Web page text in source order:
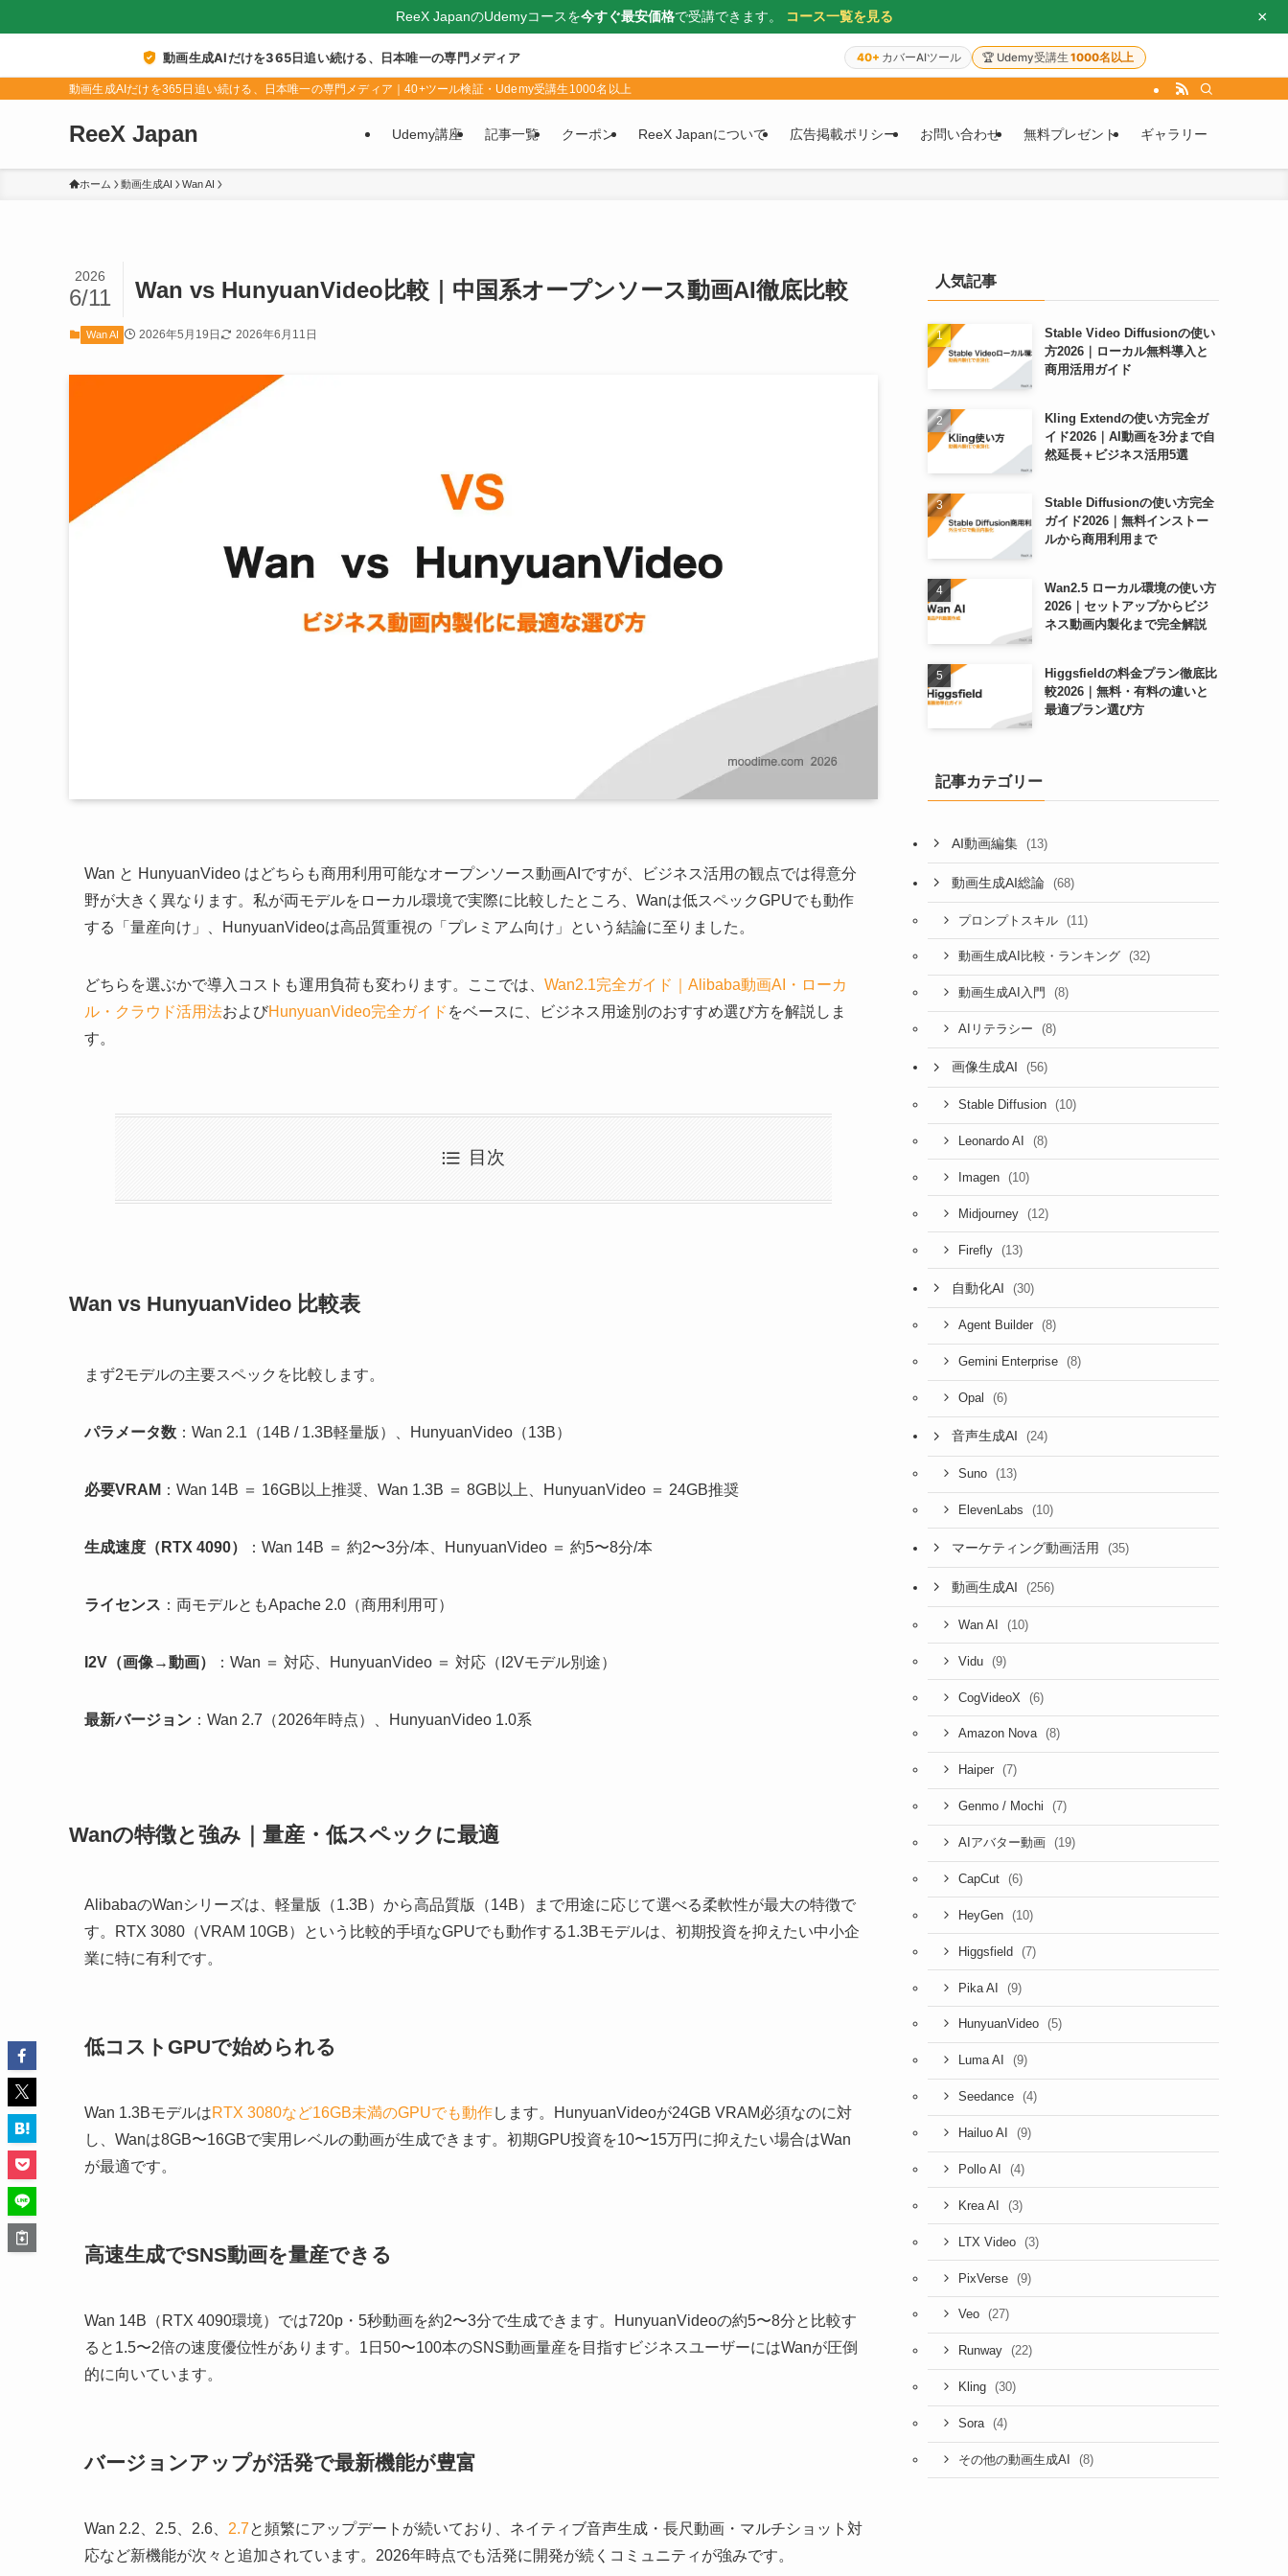
動画生成AIだけを365日追い続ける、日本唯一の専門メディア 40+ カバーAIツール 🏆 Udemy受講生 1000名以上
動画生成AIだけを365日追い続ける、日本唯一の専門メディア｜40+ツール検証・Udemy受講生1000名以上
ReeX Japan Udemy講座 記事一覧 クーポン ReeX Japanについて 広告掲載ポリシー お問い合わせ 無料プレゼント ギャラリー
ホーム 動画生成AI Wan AI
Wan vs HunyuanVideo比較｜中国系オープンソース動画AI徹底比較
2026
6/11
Wan AI 2026年5月19日 2026年6月11日
Wan と HunyuanVideo はどちらも商用利用可能なオープンソース動画AIですが、ビジネス活用の観点では得意分
野が大きく異なります。私が両モデルをローカル環境で実際に比較したところ、Wanは低スペックGPUでも動作
する「量産向け」、HunyuanVideoは高品質重視の「プレミアム向け」という結論に至りました。
どちらを選ぶかで導入コストも運用負荷も変わります。ここでは、 Wan2.1完全ガイド｜Alibaba動画AI・ローカ
ル・クラウド活用法およびHunyuanVideo完全ガイド をベースに、ビジネス用途別のおすすめ選び方を解説しま
す。
目次
Wan vs HunyuanVideo 比較表
まず2モデルの主要スペックを比較します。
パラメータ数 ：Wan 2.1（14B / 1.3B軽量版）、HunyuanVideo（13B）
必要VRAM ：Wan 14B ＝ 16GB以上推奨、Wan 1.3B ＝ 8GB以上、HunyuanVideo ＝ 24GB推奨
生成速度（RTX 4090） ：Wan 14B ＝ 約2〜3分/本、HunyuanVideo ＝ 約5〜8分/本
ライセンス ：両モデルともApache 2.0（商用利用可）
I2V（画像→動画） ：Wan ＝ 対応、HunyuanVideo ＝ 対応（I2Vモデル別途）
最新バージョン ：Wan 2.7（2026年時点）、HunyuanVideo 1.0系
Wanの特徴と強み｜量産・低スペックに最適
AlibabaのWanシリーズは、軽量版（1.3B）から高品質版（14B）まで用途に応じて選べる柔軟性が最大の特徴で
す。RTX 3080（VRAM 10GB）という比較的手頃なGPUでも動作する1.3Bモデルは、初期投資を抑えたい中小企
業に特に有利です。
低コストGPUで始められる
Wan 1.3BモデルはRTX 3080など16GB未満のGPUでも動作します。HunyuanVideoが24GB VRAM必須なのに対
し、Wanは8GB〜16GBで実用レベルの動画が生成できます。初期GPU投資を10〜15万円に抑えたい場合はWan
が最適です。
高速生成でSNS動画を量産できる
Wan 14B（RTX 4090環境）では720p・5秒動画を約2〜3分で生成できます。HunyuanVideoの約5〜8分と比較す
ると1.5〜2倍の速度優位性があります。1日50〜100本のSNS動画量産を目指すビジネスユーザーにはWanが圧倒
的に向いています。
バージョンアップが活発で最新機能が豊富
Wan 2.2、2.5、2.6、 2.7と頻繁にアップデートが続いており、ネイティブ音声生成・長尺動画・マルチショット対
応など新機能が次々と追加されています。2026年時点でも活発に開発が続くコミュニティが強みです。
人気記事
Stable Video Diffusionの使い
方2026｜ローカル無料導入と
商用活用ガイド
Kling Extendの使い方完全ガ
イド2026｜AI動画を3分まで自
然延長＋ビジネス活用5選
Stable Diffusionの使い方完全
ガイド2026｜無料インストー
ルから商用利用まで
Wan2.5 ローカル環境の使い方
2026｜セットアップからビジ
ネス動画内製化まで完全解説
Higgsfieldの料金プラン徹底比
較2026｜無料・有料の違いと
最適プラン選び方
記事カテゴリー
AI動画編集 (13)
動画生成AI総論 (68)
プロンプトスキル (11)
動画生成AI比較・ランキング (32)
動画生成AI入門 (8)
AIリテラシー (8)
画像生成AI (56)
Stable Diffusion (10)
Leonardo AI (8)
Imagen (10)
Midjourney (12)
Firefly (13)
自動化AI (30)
Agent Builder (8)
Gemini Enterprise (8)
Opal (6)
音声生成AI (24)
Suno (13)
ElevenLabs (10)
マーケティング動画活用 (35)
動画生成AI (256)
Wan AI (10)
Vidu (9)
CogVideoX (6)
Amazon Nova (8)
Haiper (7)
Genmo / Mochi (7)
AIアバター動画 (19)
CapCut (6)
HeyGen (10)
Higgsfield (7)
Pika AI (9)
HunyuanVideo (5)
Luma AI (9)
Seedance (4)
Hailuo AI (9)
Pollo AI (4)
Krea AI (3)
LTX Video (3)
PixVerse (9)
Veo (27)
Runway (22)
Kling (30)
Sora (4)
その他の動画生成AI (8)
ReeX JapanのUdemyコースを今すぐ最安価格で受講できます。 コース一覧を見る ×